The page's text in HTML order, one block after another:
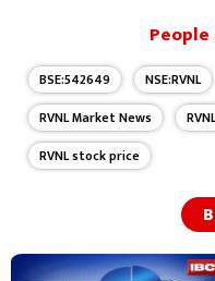
BSE:542649 NSE:RVNL
RVNL Market News
RVNL stock price